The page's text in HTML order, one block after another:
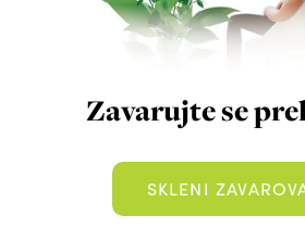
Zavarujte se
SKLENI